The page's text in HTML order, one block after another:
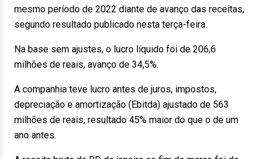
mesmo período de 2022 diante de avanço das receitas,
segundo resultado publicado nesta terça-feira.
Na base sem ajustes, o lucro líquido foi de 206,6
milhões de reais, avanço de 34,5%.
A companhia teve lucro antes de juros, impostos,
depreciação e amortização (Ebitda) ajustado de 563
milhões de reais, resultado 45% maior do que o de um
ano antes.